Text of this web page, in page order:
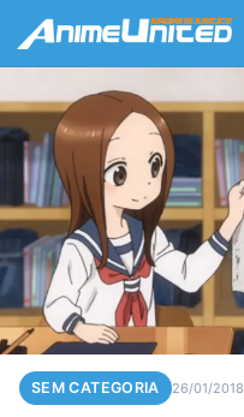
SEM CATEGORIA 26/01/2018